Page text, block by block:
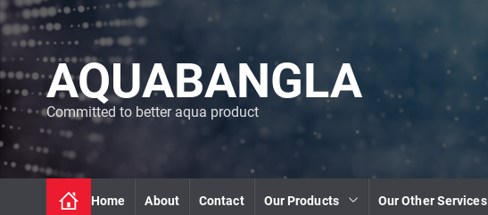
S
k
p
o
c
o
n
AQUABANGLA
Committed to better aqua product
Home About Contact Our Products Our Other Services